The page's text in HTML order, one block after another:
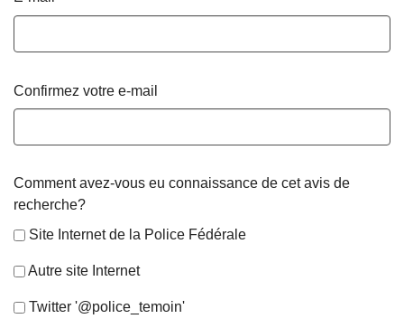
Confirmez votre e-mail
Comment avez-vous eu connaissance de cet avis de
recherche?
Site Internet de la Police Fédérale
Autre site Internet
Twitter '@police_temoin'